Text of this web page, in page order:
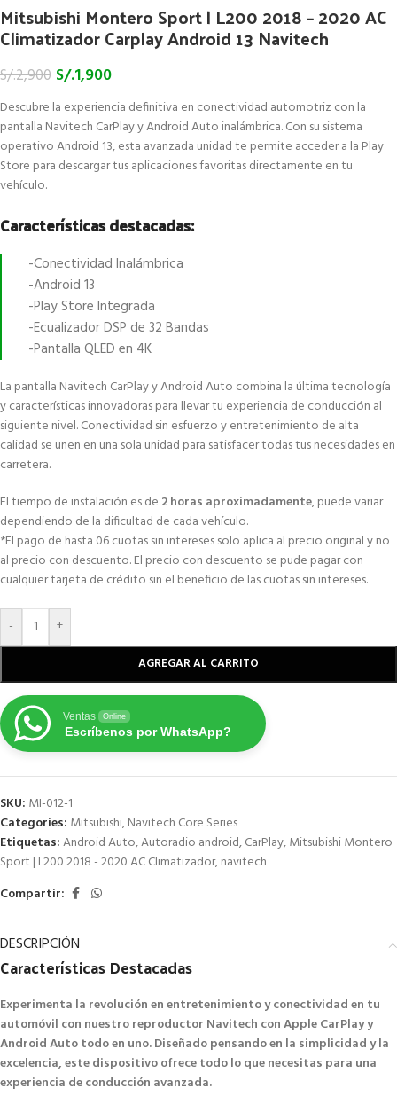
Mitsubishi Montero Sport | L200 2018 – 2020 AC
Climatizador Carplay Android 13 Navitech
S/.2,900 S/.1,900
Descubre la experiencia definitiva en conectividad automotriz con la
pantalla Navitech CarPlay y Android Auto inalámbrica. Con su sistema
operativo Android 13, esta avanzada unidad te permite acceder a la Play
Store para descargar tus aplicaciones favoritas directamente en tu
vehículo.
Características destacadas:
-Conectividad Inalámbrica
-Android 13
-Play Store Integrada
-Ecualizador DSP de 32 Bandas
-Pantalla QLED en 4K
La pantalla Navitech CarPlay y Android Auto combina la última tecnología
y características innovadoras para llevar tu experiencia de conducción al
siguiente nivel. Conectividad sin esfuerzo y entretenimiento de alta
calidad se unen en una sola unidad para satisfacer todas tus necesidades en
carretera.
El tiempo de instalación es de 2 horas aproximadamente, puede variar
dependiendo de la dificultad de cada vehículo.
*El pago de hasta 06 cuotas sin intereses solo aplica al precio original y no
al precio con descuento. El precio con descuento se pude pagar con
cualquier tarjeta de crédito sin el beneficio de las cuotas sin intereses.
- +
AGREGAR AL CARRITO
Ventas Online
Escríbenos por WhatsApp?
SKU: MI-012-1
Categories: Mitsubishi,Navitech Core Series
Etiquetas:Android Auto,Autoradio android,CarPlay,Mitsubishi Montero
Sport | L200 2018 - 2020 AC Climatizador,navitech
Compartir:
DESCRIPCIÓN
CaracterísticasDestacadas
Experimenta la revolución en entretenimiento y conectividad en tu
automóvil con nuestro reproductor Navitech con Apple CarPlay y
Android Auto todo en uno. Diseñado pensando en la simplicidad y la
excelencia, este dispositivo ofrece todo lo que necesitas para una
experiencia de conducción avanzada.